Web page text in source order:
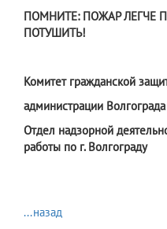
ПОМНИТЕ: ПОЖАР ЛЕГЧЕ
ПОТУШИТЬ!
Комитет гражданской
администрации Волгограда
Отдел надзорной
работы по г. Волгограду
...назад